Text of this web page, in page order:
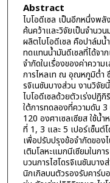
Abstract
ไบโอดีเซล เป็นอีกหนึ่งพลั
ค้นคว้าและวิจัยเป็นจำนว
ผลิตไบโอดีเซล คือปาล์มน้
ทดแทนน้ำมันดีเซลที่ได้จา
จำกัดในเรื่องของค่าควา
การไหลเท ณ อุณหภูมิต่ำ
รจิเนชันบางส่วน งานวิจัย
ไบโอดีเซลด้วยตัวเร่งปฏิ
ใต้การทดลองที่ความดัน
120 องศาเซลเซียส ใช้น้
ที่ 1, 3 และ 5 เปอร์เซ็นต์
เพื่อปรับปรุงข้อจำกัดของ
เติมโลหะแมกนีเซียมในกา
บวนการไฮโดรจิเนชันบาง
นิกเกิลบนตัวรองรับคาร์บ